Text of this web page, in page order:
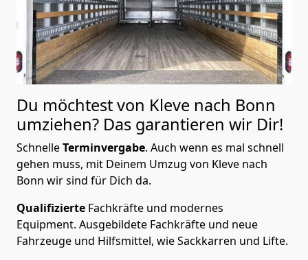
Du möchtest von Kleve nach Bonn
umziehen? Das garantieren wir Dir!
SchnelleTerminvergabe. Auch wenn es mal schnell
gehen muss, mit Deinem Umzug von Kleve nach
Bonn wir sind für Dich da.
Qualifizierte Fachkräfte und modernes
Equipment. Ausgebildete Fachkräfte und neue
Fahrzeuge und Hilfsmittel, wie Sackkarren und Lifte.